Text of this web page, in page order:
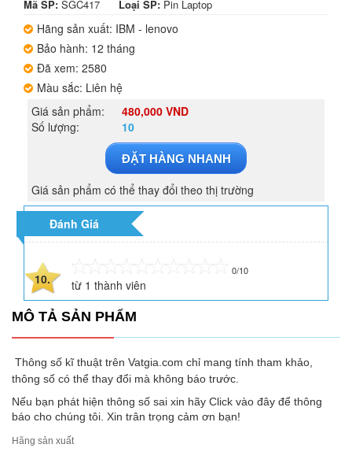
Mã SP: SGC417 Loại SP: Pin Laptop
Hãng sản xuất: IBM - lenovo
Bảo hành: 12 tháng
Đã xem: 2580
Màu sắc: Liên hệ
Giá sản phẩm:
480,000 VND
Số lượng:
10
ĐẶT HÀNG NHANH
Giá sản phẩm có thể thay đổi theo thị trường
Đánh Giá
10.
0/10
từ 1 thành viên
MÔ TẢ SẢN PHẨM
Thông số kĩ thuật trên Vatgia.com chỉ mang tính tham khảo,
thông số có thể thay đổi mà không báo trước.
Nếu bạn phát hiện thông số sai xin hãy Click vào đây để thông
báo cho chúng tôi. Xin trân trọng cảm ơn bạn!
Hãng sản xuất